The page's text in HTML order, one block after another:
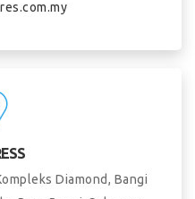
Diamond, Bangi